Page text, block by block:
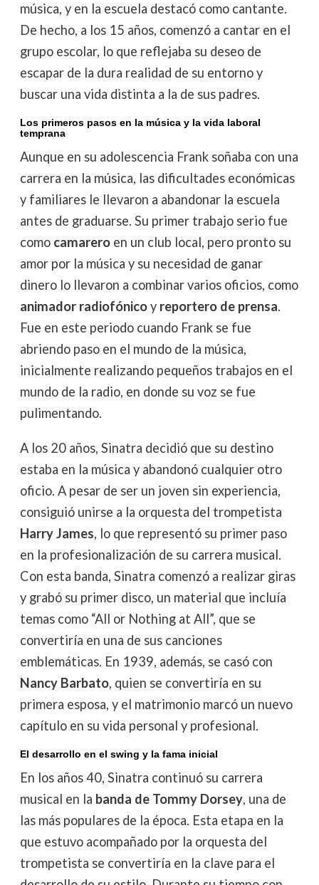
música, y en la escuela destacó como cantante.
De hecho, a los 15 años, comenzó a cantar en el
grupo escolar, lo que reflejaba su deseo de
escapar de la dura realidad de su entorno y
buscar una vida distinta a la de sus padres.
Los primeros pasos en la música y la vida laboral
temprana
Aunque en su adolescencia Frank soñaba con una
carrera en la música, las dificultades económicas
y familiares le llevaron a abandonar la escuela
antes de graduarse. Su primer trabajo serio fue
como camareroen un club local, pero pronto su
amor por la música y su necesidad de ganar
dinero lo llevaron a combinar varios oficios, como
animador radiofónicoy reportero de prensa.
Fue en este periodo cuando Frank se fue
abriendo paso en el mundo de la música,
inicialmente realizando pequeños trabajos en el
mundo de la radio, en donde su voz se fue
pulimentando.
A los 20 años, Sinatra decidió que su destino
estaba en la música y abandonó cualquier otro
oficio. A pesar de ser un joven sin experiencia,
consiguió unirse a la orquesta del trompetista
Harry James, lo que representó su primer paso
en la profesionalización de su carrera musical.
Con esta banda, Sinatra comenzó a realizar giras
y grabó su primer disco, un material que incluía
temas como “All or Nothing at All”, que se
convertiría en una de sus canciones
emblemáticas. En 1939, además, se casó con
Nancy Barbato, quien se convertiría en su
primera esposa, y el matrimonio marcó un nuevo
capítulo en su vida personal y profesional.
El desarrollo en el swing y la fama inicial
En los años 40, Sinatra continuó su carrera
musical en la banda de Tommy Dorsey, una de
las más populares de la época. Esta etapa en la
que estuvo acompañado por la orquesta del
trompetista se convertiría en la clave para el